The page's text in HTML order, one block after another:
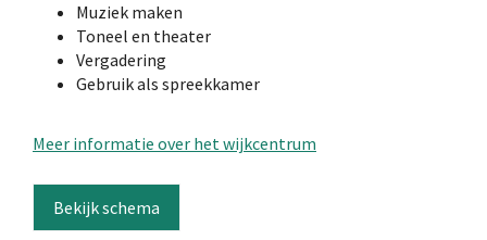
Muziek maken
Toneel en theater
Vergadering
Gebruik als spreekkamer
Meer informatie over het wijkcentrum
Bekijk schema